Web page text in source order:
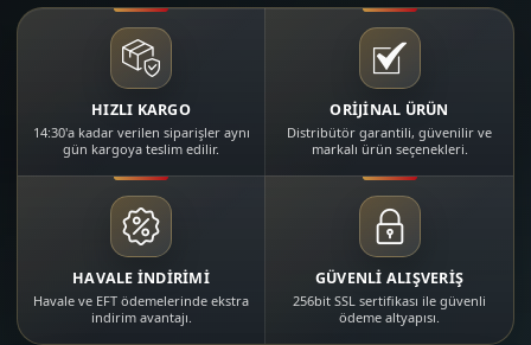
HIZLI KARGO
14:30'a kadar verilen siparişler aynı
gün kargoya teslim edilir.
ORİJİNAL ÜRÜN
Distribütör garantili, güvenilir ve
markalı ürün seçenekleri.
HAVALE İNDİRİMİ
Havale ve EFT ödemelerinde ekstra
indirim avantajı.
GÜVENLİ ALIŞVERİŞ
256bit SSL sertifikası ile güvenli
ödeme altyapısı.